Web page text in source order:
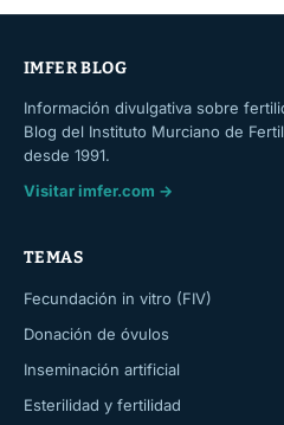
IMFER BLOG
Información divulgativa sobre
Blog del Instituto Murciano de
desde 1991.
Visitar imfer.com →
TEMAS
Fecundación in vitro (FIV)
Donación de óvulos
Inseminación artificial
Esterilidad y fertilidad